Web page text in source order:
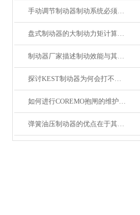
手动调节制动器制动系统必须具备的功能
盘式制动器的大制动力矩计算如何做？
制动器厂家描述制动效能与其恒定性的研究
探讨KEST制动器为何会打不开？
如何进行COREMO抱闸的维护保养
弹簧油压制动器的优点在于其优异的制动性能和稳定性